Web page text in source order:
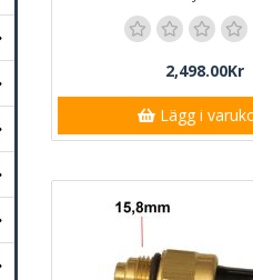
2,498.00Kr
Lägg i